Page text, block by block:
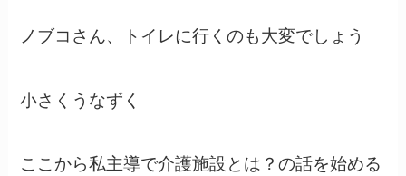
ノブコさん、トイレに行くのも大変でしょう
小さくうなずく
ここから私主導で介護施設とは？の話を始める